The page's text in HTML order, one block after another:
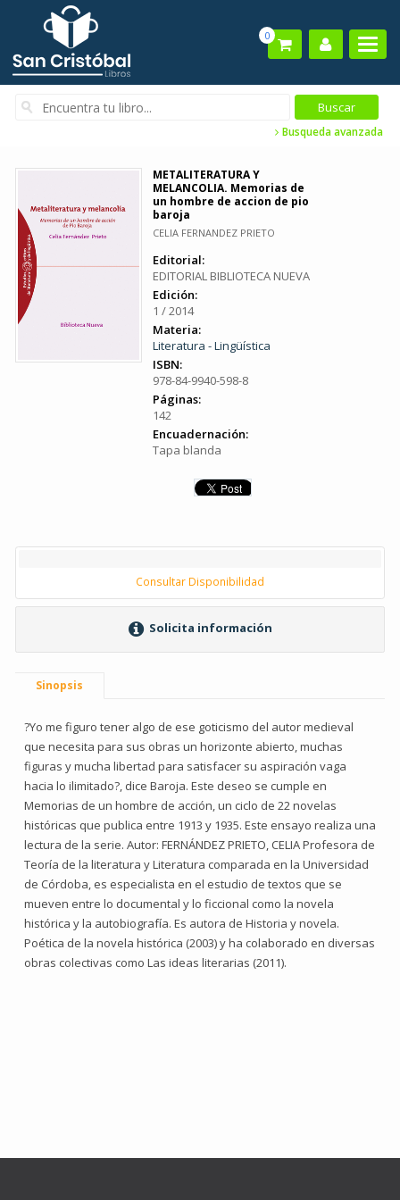
0
Busqueda avanzada
METALITERATURA Y
MELANCOLIA. Memorias de
un hombre de accion de pio
baroja
CELIA FERNANDEZ PRIETO
Editorial:
EDITORIAL BIBLIOTECA NUEVA
Edición:
1 / 2014
Materia:
Literatura - Lingüística
ISBN:
978-84-9940-598-8
Páginas:
142
Encuadernación:
Tapa blanda
Consultar Disponibilidad
Solicita información
Sinopsis
?Yo me figuro tener algo de ese goticismo del autor medieval
que necesita para sus obras un horizonte abierto, muchas
figuras y mucha libertad para satisfacer su aspiración vaga
hacia lo ilimitado?, dice Baroja. Este deseo se cumple en
Memorias de un hombre de acción, un ciclo de 22 novelas
históricas que publica entre 1913 y 1935. Este ensayo realiza una
lectura de la serie. Autor: FERNÁNDEZ PRIETO, CELIA Profesora de
Teoría de la literatura y Literatura comparada en la Universidad
de Córdoba, es especialista en el estudio de textos que se
mueven entre lo documental y lo ficcional como la novela
histórica y la autobiografía. Es autora de Historia y novela.
Poética de la novela histórica (2003) y ha colaborado en diversas
obras colectivas como Las ideas literarias (2011).